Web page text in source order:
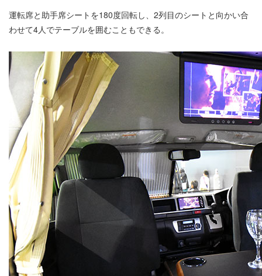
運転席と助手席シートを180度回転し、2列目のシートと向かい合
わせて4人でテーブルを囲むこともできる。